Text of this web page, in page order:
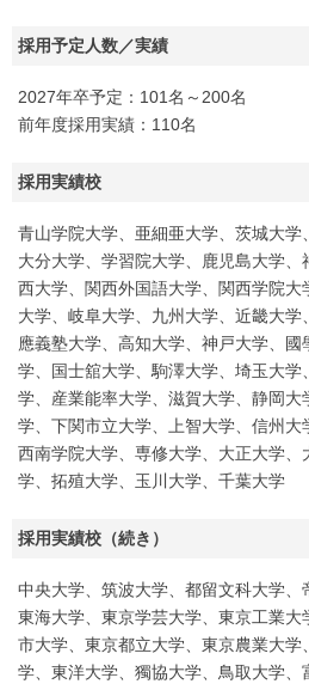
採用予定人数／実績
2027年卒予定：101名～200名
前年度採用実績：110名
採用実績校
青山学院大学、亜細亜大学、茨城大学
大分大学、学習院大学、鹿児島大学、
西大学、関西外国語大学、関西学院大
大学、岐阜大学、九州大学、近畿大
應義塾大学、高知大学、神戸大学、
学、国士舘大学、駒澤大学、埼玉大
学、産業能率大学、滋賀大学、静岡
学、下関市立大学、上智大学、信州大
西南学院大学、専修大学、大正大学
学、拓殖大学、玉川大学、千葉大学
採用実績校（続き）
中央大学、筑波大学、都留文科大学、
東海大学、東京学芸大学、東京工業
市大学、東京都立大学、東京農業大
学、東洋大学、獨協大学、鳥取大学